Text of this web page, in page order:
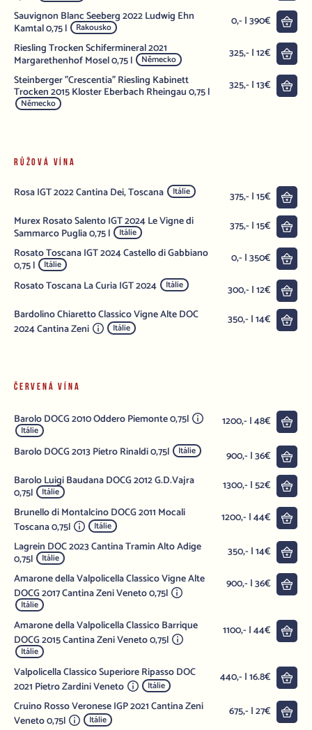
Sauvignon Blanc Seeberg 2022 Ludwig Ehn
Kamtal 0,75 l Rakousko 0,- | 390€
Riesling Trocken Schifermineral 2021
Margarethenhof Mosel 0,75 l Německo 325,- | 12€
Steinberger "Crescentia" Riesling Kabinett
Trocken 2015 Kloster Eberbach Rheingau 0,75 l
Německo
325,- | 13€
RŮŽOVÁ VÍNA
Rosa IGT 2022 Cantina Dei, Toscana Itálie 375,- | 15€
Murex Rosato Salento IGT 2024 Le Vigne di
Sammarco Puglia 0,75 l Itálie 375,- | 15€
Rosato Toscana IGT 2024 Castello di Gabbiano
0,75 l Itálie 0,- | 350€
Rosato Toscana La Curia IGT 2024 Itálie 300,- | 12€
Bardolino Chiaretto Classico Vigne Alte DOC
2024 Cantina Zeni
Itálie
350,- | 14€
ČERVENÁ VÍNA
Barolo DOCG 2010 Oddero Piemonte 0,75l
Itálie
1200,- | 48€
Barolo DOCG 2013 Pietro Rinaldi 0,75l Itálie 900,- | 36€
Barolo Luigi Baudana DOCG 2012 G.D.Vajra
0,75l Itálie 1300,- | 52€
Brunello di Montalcino DOCG 2011 Mocali
Toscana 0,75l
Itálie
1200,- | 44€
Lagrein DOC 2023 Cantina Tramin Alto Adige
0,75l Itálie 350,- | 14€
Amarone della Valpolicella Classico Vigne Alte
DOCG 2017 Cantina Zeni Veneto 0,75l
Itálie
900,- | 36€
Amarone della Valpolicella Classico Barrique
DOCG 2015 Cantina Zeni Veneto 0,75l
Itálie
1100,- | 44€
Valpolicella Classico Superiore Ripasso DOC
2021 Pietro Zardini Veneto
Itálie
440,- | 16.8€
Cruino Rosso Veronese IGP 2021 Cantina Zeni
Veneto 0,75l
Itálie
675,- | 27€